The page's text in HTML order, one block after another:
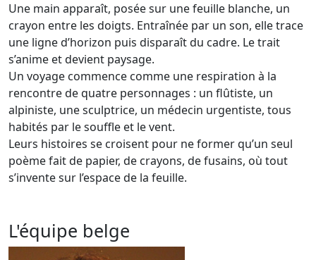
Une main apparaît, posée sur une feuille blanche, un
crayon entre les doigts. Entraînée par un son, elle trace
une ligne d’horizon puis disparaît du cadre. Le trait
s’anime et devient paysage.
Un voyage commence comme une respiration à la
rencontre de quatre personnages : un flûtiste, un
alpiniste, une sculptrice, un médecin urgentiste, tous
habités par le souffle et le vent.
Leurs histoires se croisent pour ne former qu’un seul
poème fait de papier, de crayons, de fusains, où tout
s’invente sur l’espace de la feuille.
L'équipe belge